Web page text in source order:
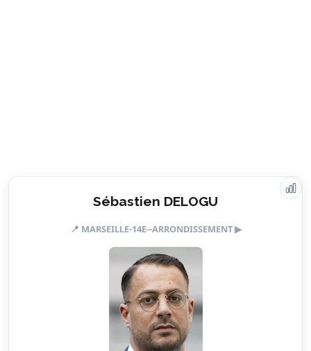
Sébastien DELOGU
📍 MARSEILLE-14E--ARRONDISSEMENT ▶
Valeurs & engagements
Action sociale